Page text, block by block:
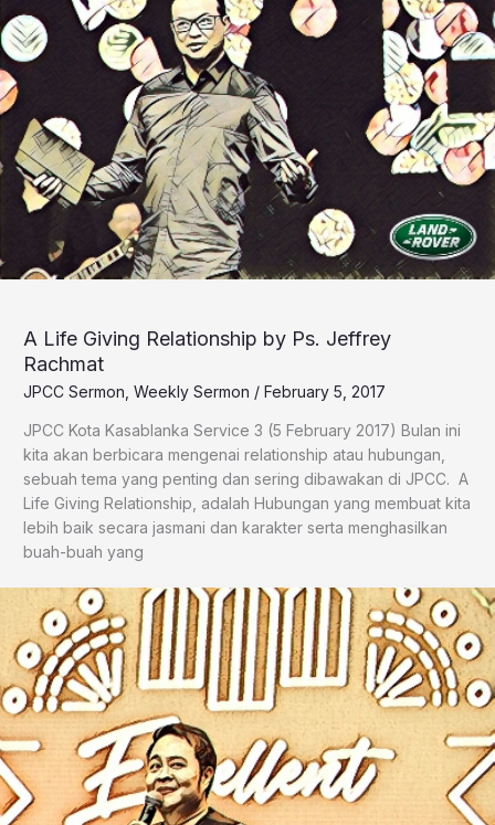
A Life Giving Relationship by Ps. Jeffrey
Rachmat
JPCC Sermon Weekly Sermon / February 5, 2017
​JPCC Kota Kasablanka Service 3 (5 February 2017) Bulan ini
kita akan berbicara mengenai relationship atau hubungan,
sebuah tema yang penting dan sering dibawakan di JPCC. A
Life Giving Relationship, adalah Hubungan yang membuat kita
lebih baik secara jasmani dan karakter serta menghasilkan
buah-buah yang